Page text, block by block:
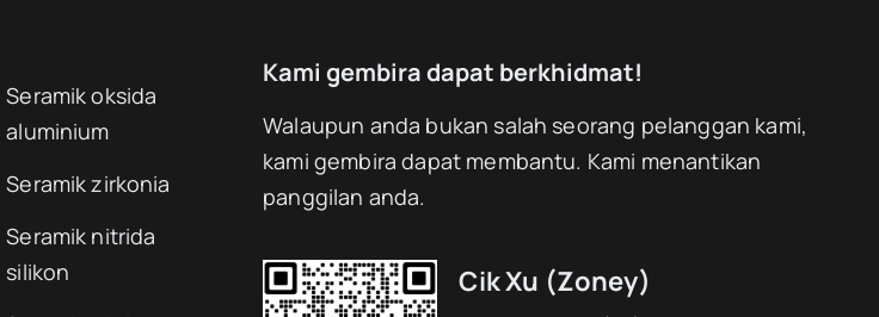
Seramik oksida
aluminium
Seramik zirkonia
Seramik nitrida
silikon
Kami gembira dapat berkhidmat!
Walaupun anda bukan salah seorang pelanggan kami,
kami gembira dapat membantu. Kami menantikan
panggilan anda.
Cik Xu (Zoney)